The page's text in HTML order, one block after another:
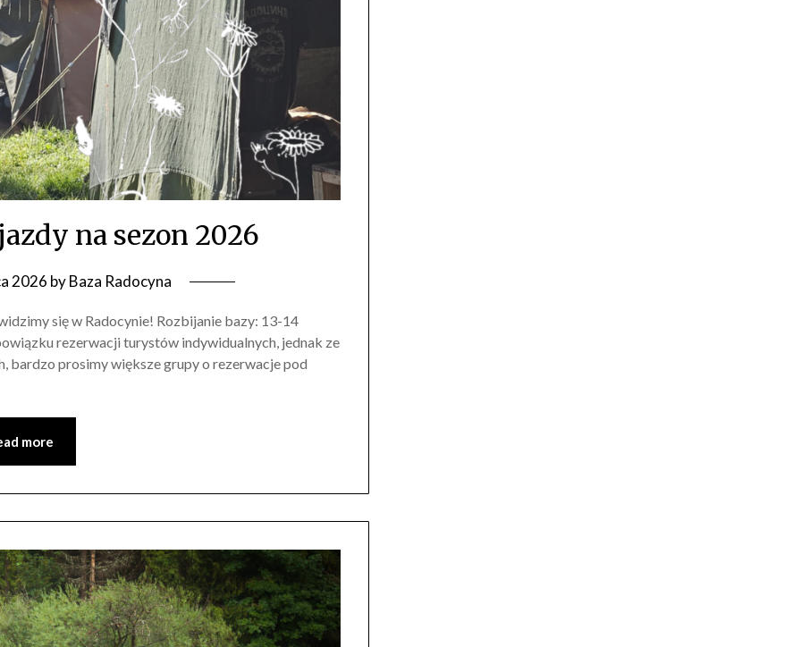
na sezon 2026
2026 byBaza Radocyna
się w Radocynie! Rozbijanie bazy: 13-14
rezerwacji turystów indywidualnych, jednak ze
bardzo prosimy większe grupy o rezerwacje pod
more